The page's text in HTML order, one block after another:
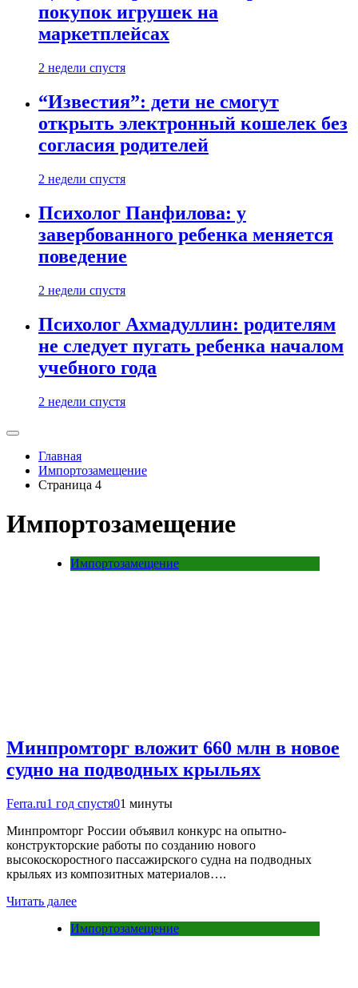
покупок игрушек на
маркетплейсах
2 недели спустя
“Известия”: дети не смогут
открыть электронный кошелек без
согласия родителей
2 недели спустя
Психолог Панфилова: у
завербованного ребенка меняется
поведение
2 недели спустя
Психолог Ахмадуллин: родителям
не следует пугать ребенка началом
учебного года
2 недели спустя
Главная
Импортозамещение
Страница 4
Импортозамещение
Импортозамещение
Минпромторг вложит 660 млн в новое
судно на подводных крыльях
Ferra.ru1 год спустя01 минуты
Минпромторг России объявил конкурс на опытно-
конструкторские работы по созданию нового
высокоскоростного пассажирского судна на подводных
крыльях из композитных материалов….
Читать далее
Импортозамещение